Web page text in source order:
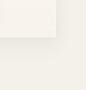
animasi urutan
animasi